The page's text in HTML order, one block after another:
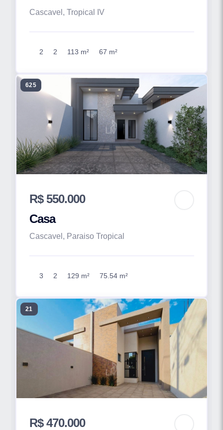
Cascavel, Tropical IV
2 2 113 m² 67 m²
625
R$ 550.000
Casa
Cascavel, Paraiso Tropical
3 2 129 m² 75.54 m²
21
R$ 470.000